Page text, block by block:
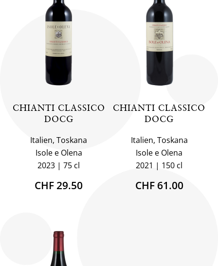
CHIANTI CLASSICO
DOCG
Italien, Toskana
Isole e Olena
2023
75 cl
CHF 29.50
CHIANTI CLASSICO
DOCG
Italien, Toskana
Isole e Olena
2021
150 cl
CHF 61.00